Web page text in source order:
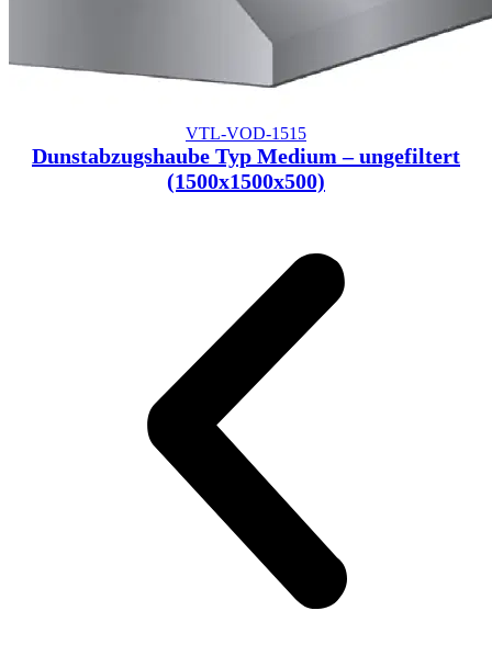
VTL-VOD-1515
Dunstabzugshaube Typ Medium – ungefiltert
(1500x1500x500)